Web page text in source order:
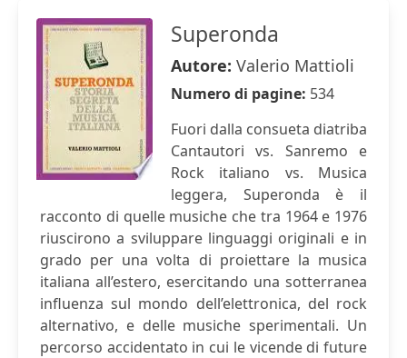
Superonda
Autore: Valerio Mattioli
Numero di pagine: 534
Fuori dalla consueta diatriba
Cantautori vs. Sanremo e
Rock italiano vs. Musica
leggera, Superonda è il
racconto di quelle musiche che tra 1964 e 1976
riuscirono a sviluppare linguaggi originali e in
grado per una volta di proiettare la musica
italiana all’estero, esercitando una sotterranea
influenza sul mondo dell’elettronica, del rock
alternativo, e delle musiche sperimentali. Un
percorso accidentato in cui le vicende di future